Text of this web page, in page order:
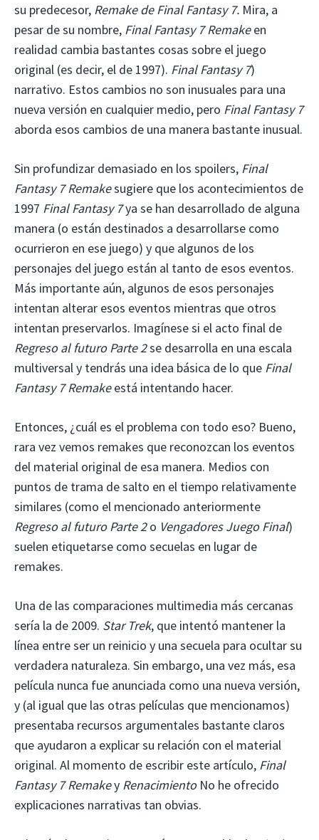
su predecesor, Remake de Final Fantasy 7. Mira, a
pesar de su nombre, Final Fantasy 7 Remakeen
realidad cambia bastantes cosas sobre el juego
original (es decir, el de 1997). Final Fantasy 7)
narrativo. Estos cambios no son inusuales para una
nueva versión en cualquier medio, pero Final Fantasy 7
aborda esos cambios de una manera bastante inusual.
Sin profundizar demasiado en los spoilers, Final
Fantasy 7 Remakesugiere que los acontecimientos de
1997 Final Fantasy 7ya se han desarrollado de alguna
manera (o están destinados a desarrollarse como
ocurrieron en ese juego) y que algunos de los
personajes del juego están al tanto de esos eventos.
Más importante aún, algunos de esos personajes
intentan alterar esos eventos mientras que otros
intentan preservarlos. Imagínese si el acto final de
Regreso al futuro Parte 2se desarrolla en una escala
multiversal y tendrás una idea básica de lo que Final
Fantasy 7 Remakeestá intentando hacer.
Entonces, ¿cuál es el problema con todo eso? Bueno,
rara vez vemos remakes que reconozcan los eventos
del material original de esa manera. Medios con
puntos de trama de salto en el tiempo relativamente
similares (como el mencionado anteriormente
Regreso al futuro Parte 2o Vengadores Juego Final)
suelen etiquetarse como secuelas en lugar de
remakes.
Una de las comparaciones multimedia más cercanas
sería la de 2009. Star Trek, que intentó mantener la
línea entre ser un reinicio y una secuela para ocultar su
verdadera naturaleza. Sin embargo, una vez más, esa
película nunca fue anunciada como una nueva versión,
y (al igual que las otras películas que mencionamos)
presentaba recursos argumentales bastante claros
que ayudaron a explicar su relación con el material
original. Al momento de escribir este artículo, Final
Fantasy 7 Remakey RenacimientoNo he ofrecido
explicaciones narrativas tan obvias.